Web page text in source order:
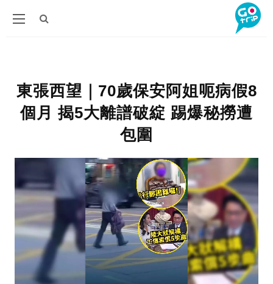
東張西望｜70歲保安阿姐呃病假8
個月 揭5大離譜破綻 踢爆秘撈遭
包圍